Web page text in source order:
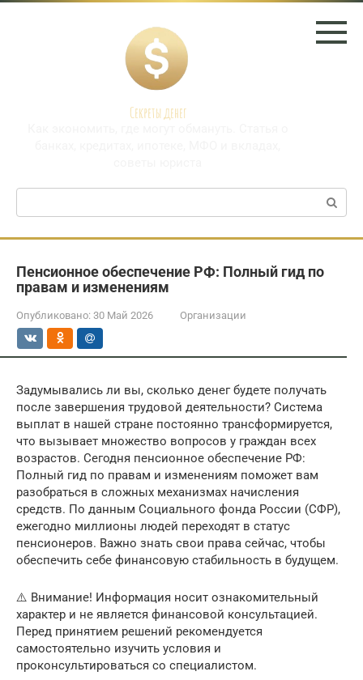
Перейти
Секреты денег
Поиск:
Пенсионное обеспечение РФ: Полный гид по
правам и изменениям
Опубликовано: 30 Май 2026 Организации
Задумывались ли вы, сколько денег будете получать
после завершения трудовой деятельности? Система
выплат в нашей стране постоянно трансформируется,
что вызывает множество вопросов у граждан всех
возрастов. Сегодня пенсионное обеспечение РФ:
Полный гид по правам и изменениям поможет вам
разобраться в сложных механизмах начисления
средств. По данным Социального фонда России (СФР),
ежегодно миллионы людей переходят в статус
пенсионеров. Важно знать свои права сейчас, чтобы
обеспечить себе финансовую стабильность в будущем.
⚠️ Внимание! Информация носит ознакомительный
характер и не является финансовой консультацией.
Перед принятием решений рекомендуется
самостоятельно изучить условия и
проконсультироваться со специалистом.